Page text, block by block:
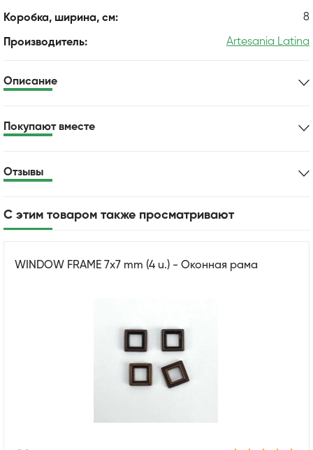
Коробка, ширина, см: 8
Производитель: Artesania Latina
Описание
Покупают вместе
Отзывы
С этим товаром также просматривают
WINDOW FRAME 7x7 mm (4 u.) - Оконная рама